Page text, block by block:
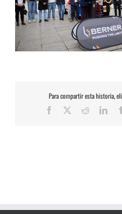
Para compartir esta historia,
Facebook Reddit